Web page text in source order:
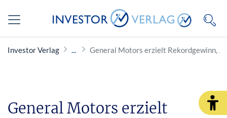
Investor Verlag General Motors erzielt Rekordgewinn,
General Motors erzielt